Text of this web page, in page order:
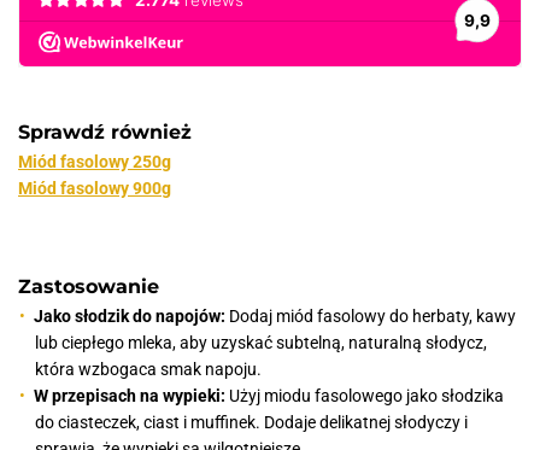
Sprawdź również
Miód fasolowy 250g
Miód fasolowy 900g
Zastosowanie
Jako słodzik do napojów: Dodaj miód fasolowy do herbaty, kawy
lub ciepłego mleka, aby uzyskać subtelną, naturalną słodycz,
która wzbogaca smak napoju.
W przepisach na wypieki: Użyj miodu fasolowego jako słodzika
do ciasteczek, ciast i muffinek. Dodaje delikatnej słodyczy i